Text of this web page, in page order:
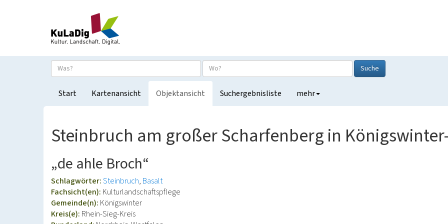
Suche
Start Kartenansicht Objektansicht Suchergebnisliste mehr
Steinbruch am großer Scharfenberg in
„de ahle Broch“
Schlagwörter:Steinbruch Basalt
Fachsicht(en): Kulturlandschaftspflege
Gemeinde(n): Königswinter
Kreis(e): Rhein-Sieg-Kreis